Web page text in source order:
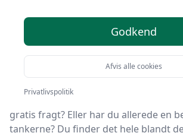
Du er landet på HandyGuiden, det
finde fladvinkler. Vi har udvalgt de 20
lige nu, så du er sikret et godt køb!
Leder du efter et godt fladvinkel
gratis fragt? Eller har du allerede en
tankerne? Du finder det hele blandt
Godkend
Afvis alle cookies
Privatlivspolitik